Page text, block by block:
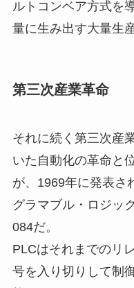
ルトコンベア方式を
量に生み出す大量生
第三次産業革命
それに続く第三次産
いた自動化の革命と
が、1969年に発表さ
グラマブル・ロジッ
084だ。
PLCはそれまでのリ
号を入り切りして制